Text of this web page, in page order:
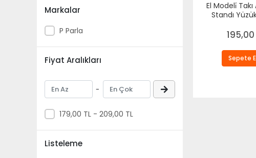
Aydınlatma/Lambader
3D Dekoratif/Makyaj & Takı
Aydınlatma/Masa ve Gece
Lambası
3D Dekoratif/Masa Üstü Organizer
3D Dekoratif/Süpürge Aksesuarları
3D Dekoratif/Şamdan & Mumluk
3D Dekoratif/Tütsü & Buhurdanlık
Markalar
P Parla
Fiyat Aralıkları
-
179,00 TL - 209,00 TL
Listeleme
El Modeli̇
Standı
195,00
Sepete